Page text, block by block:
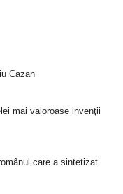
Cazan
mai valoroase invenţii
care a sintetizat